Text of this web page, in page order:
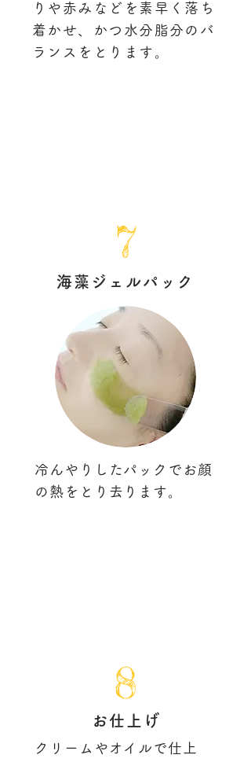
りや赤みなどを素早く落ち
着かせ、かつ水分脂分のバ
ランスをとります。
7
海藻ジェルパック
冷んやりしたパックでお顔
の熱をとり去ります。
8
お仕上げ
クリームやオイルで仕上